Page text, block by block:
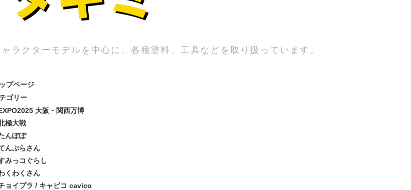
ラクターモデルを中心に、各種塗料、工具などを取り扱っています。
プページ
ゴリー
大阪・関西万博
極大戦
んぽぽ
んぷらさん
みっコぐらし
くわくさん
ョイプラ / キャビコ cavico